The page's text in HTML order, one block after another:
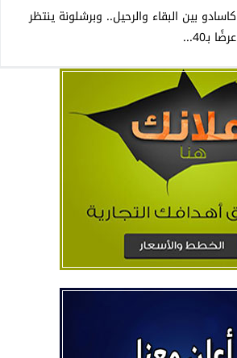
كاسادو بين البقاء والرحيل.. وبرشلونة ينتظر
عرضًا بـ40...